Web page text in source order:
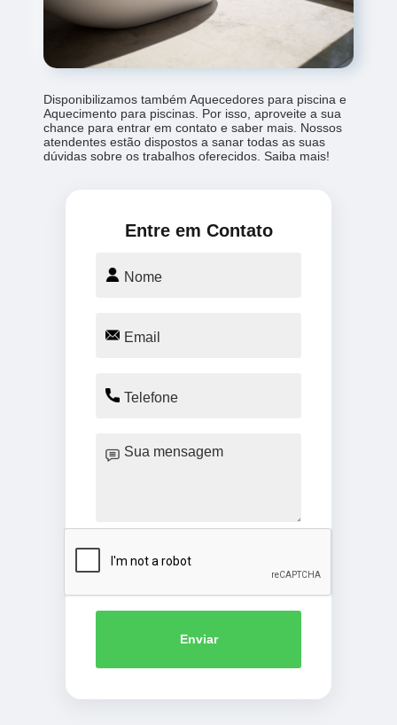
Disponibilizamos também Aquecedores para piscina e
Aquecimento para piscinas. Por isso, aproveite a sua
chance para entrar em contato e saber mais. Nossos
atendentes estão dispostos a sanar todas as suas
dúvidas sobre os trabalhos oferecidos. Saiba mais!
Entre em Contato
Enviar